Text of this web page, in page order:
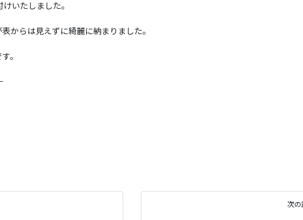
いたしました。
からは見えずに綺麗に納まりました。
。
次の